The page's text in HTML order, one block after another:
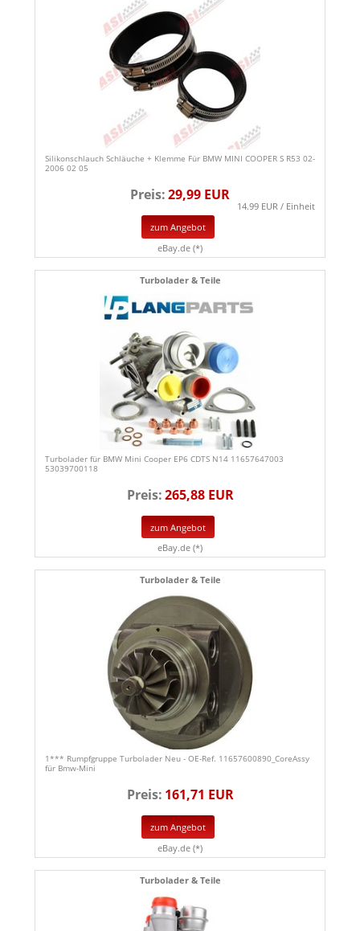
Silikonschlauch Schläuche + Klemme Für BMW MINI COOPER S R53 02-
2006 02 05
Preis:29,99 EUR
14.99 EUR / Einheit
zum Angebot
eBay.de (*)
Turbolader & Teile
Turbolader für BMW Mini Cooper EP6 CDTS N14 11657647003
53039700118
Preis:265,88 EUR
zum Angebot
eBay.de (*)
Turbolader & Teile
1*** Rumpfgruppe Turbolader Neu - OE-Ref. 11657600890_CoreAssy
für Bmw-Mini
Preis: 161,71 EUR
zum Angebot
eBay.de (*)
Turbolader & Teile